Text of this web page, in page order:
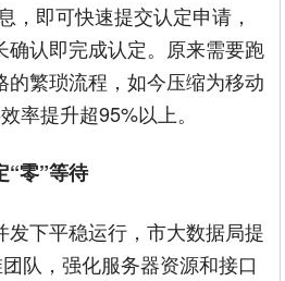
，即可快速提交认定申请，
确认即完成认定。原来需要跑
的繁琐流程，如今压缩为移动
率提升超95%以上。
“零”等待
发下平稳运行，市大数据局提
队，强化服务器资源和接口